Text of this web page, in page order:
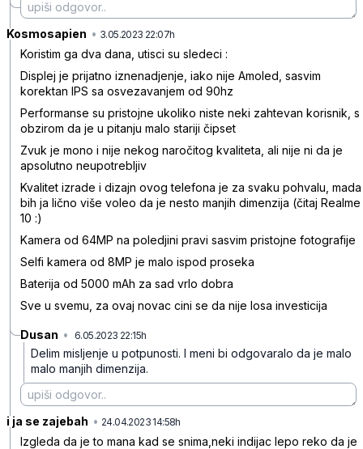
Kosmosapien • 3.05.2023 22:07h
Koristim ga dva dana, utisci su sledeci :
Displej je prijatno iznenadjenje, iako nije Amoled, sasvim
korektan IPS sa osvezavanjem od 90hz
Performanse su pristojne ukoliko niste neki zahtevan korisnik, s
obzirom da je u pitanju malo stariji čipset
Zvuk je mono i nije nekog naročitog kvaliteta, ali nije ni da je
apsolutno neupotrebljiv
Kvalitet izrade i dizajn ovog telefona je za svaku pohvalu, mada
bih ja lično više voleo da je nesto manjih dimenzija (čitaj Realme
10 :)
Kamera od 64MP na poledjini pravi sasvim pristojne fotografije
Selfi kamera od 8MP je malo ispod proseka
Baterija od 5000 mAh za sad vrlo dobra
Sve u svemu, za ovaj novac cini se da nije losa investicija
Dusan • 6.05.2023 22:15h
Delim misljenje u potpunosti. I meni bi odgovaralo da je malo
malo manjih dimenzija.
i ja se zajebah • 24.04.2023 14:58h
Izgleda da je to mana kad se snima,neki indijac lepo reko da je